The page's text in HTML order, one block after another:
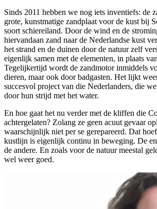
Sinds 2011 hebben we nog iets inventiefs: de
grote, kunstmatige zandplaat voor de kust bij
soort schiereiland. Door de wind en de
hiervandaan zand naar de Nederlandse kust
het strand en de duinen door de natuur zelf
eigenlijk samen met de elementen, in plaats
Tegelijkertijd wordt de zandmotor inmiddels
dieren, maar ook door badgasten. Het lijkt
succesvol project van die Nederlanders, die
door hun strijd met het water.
En hoe gaat het nu verder met de kliffen die
achtergelaten? Zolang ze geen acuut gevaar
waarschijnlijk niet per se gerepareerd. Dat
kustlijn is eigenlijk continu in beweging. De
de andere. En zoals voor de natuur meestal
wel weer goed.